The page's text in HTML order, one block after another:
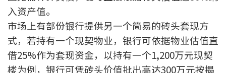
楼按专栏
按揭百科
实时银行资讯
入资产值。
市场上有部份银行提供另一个简易的砖头套现方
式，若持有一个现契物业，银行可依据物业估值直
借25%作为套现资金，以持有一个1,200万元现契
楼为例，银行可凭砖头价值批出高达300万元按揭